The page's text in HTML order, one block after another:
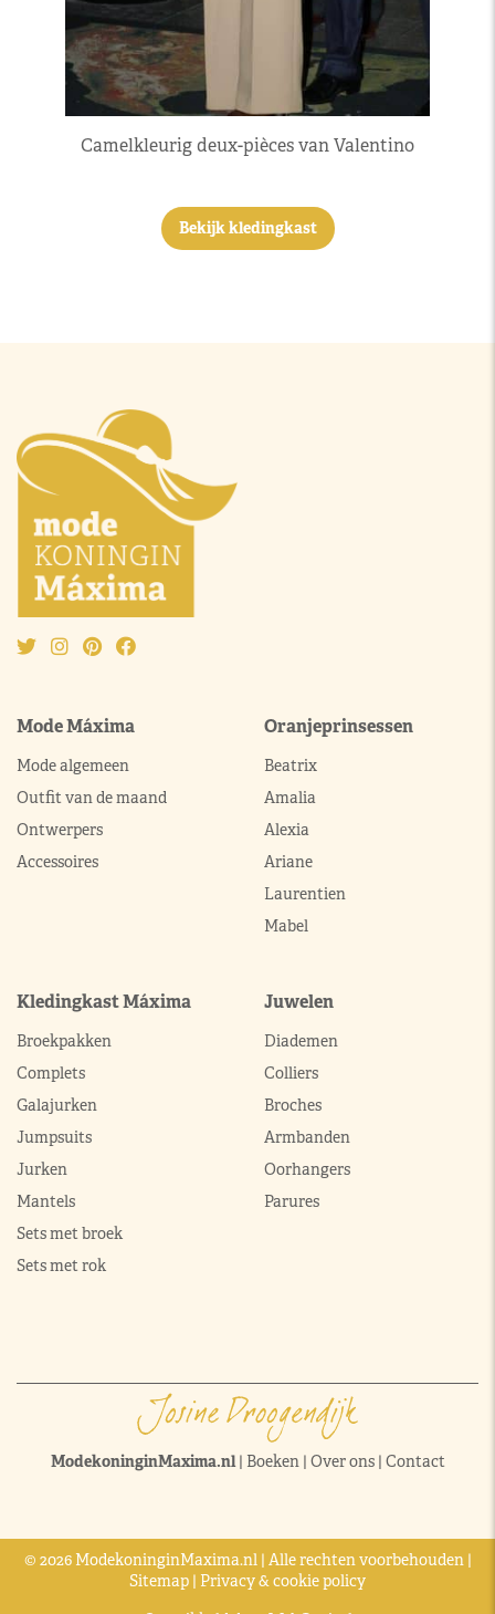
Camelkleurig deux-pièces van Valentino
Bekijk kledingkast
Mode Máxima
Mode algemeen
Outfit van de maand
Ontwerpers
Accessoires
Oranjeprinsessen
Beatrix
Amalia
Alexia
Ariane
Laurentien
Mabel
Kledingkast Máxima
Broekpakken
Complets
Galajurken
Jumpsuits
Jurken
Mantels
Sets met broek
Sets met rok
Juwelen
Diademen
Colliers
Broches
Armbanden
Oorhangers
Parures
ModekoninginMaxima.nl| Boeken| Over ons| Contact
© 2026 ModekoninginMaxima.nl | Alle rechten voorbehouden |
Sitemap | Privacy & cookie policy